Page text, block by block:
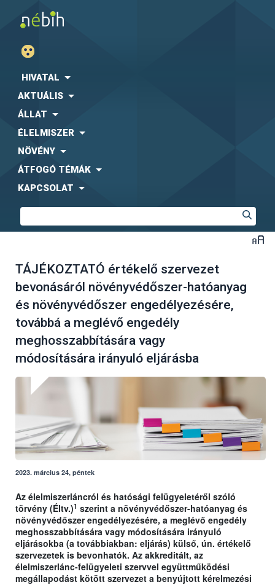
HIVATAL
AKTUÁLIS
ÁLLAT
ÉLELMISZER
NÖVÉNY
ÁTFOGÓ TÉMÁK
KAPCSOLAT
TÁJÉKOZTATÓ értékelő szervezet
bevonásáról növényvédőszer-hatóanyag
és növényvédőszer engedélyezésére,
továbbá a meglévő engedély
meghosszabbítására vagy
módosítására irányuló eljárásba
2023. március 24, péntek
Az élelmiszerláncról és hatósági felügyeletéről szóló
törvény (Éltv.)1 szerint a növényvédőszer-hatóanyag és
növényvédőszer engedélyezésére, a meglévő engedély
meghosszabbítására vagy módosítására irányuló
eljárásokba (a továbbiakban: eljárás) külső, ún. értékelő
szervezetek is bevonhatók. Az akkreditált, az
élelmiszerlánc-felügyeleti szervvel együttműködési
megállapodást kötött szervezet a benyújtott kérelmezési